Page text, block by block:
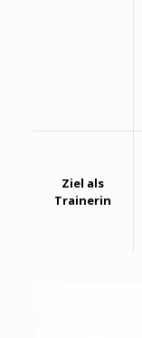
Ziel als
Trainerin